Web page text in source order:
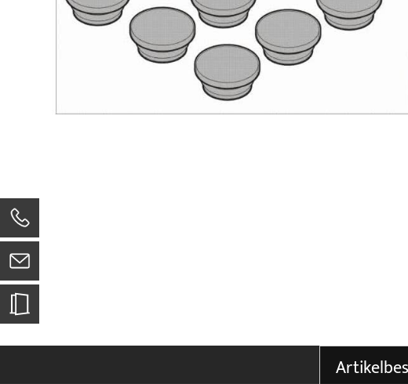
Anfang
Bildgalerie